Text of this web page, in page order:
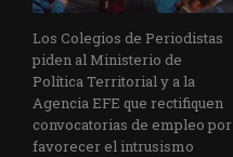
Los Colegios de Periodistas
piden al Ministerio de
Política Territorial y a la
Agencia EFE que rectifiquen
convocatorias de empleo por
favorecer el intrusismo